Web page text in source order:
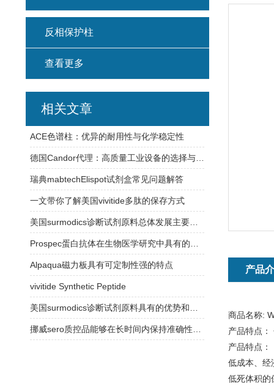
产品
商品名称:
产品特点：
产品特点：
低成本、经
低死体积的
反相保护柱
查看更多
相关文章
ACE色谱柱：优异的耐用性与化学稳定性
瑞典mabtechElispot试剂盒常见问题解答
一文带你了解美国vivitide多肽的保存方式
Alpaqua磁力板具有可定制性强的特点
vivitide Synthetic Peptide